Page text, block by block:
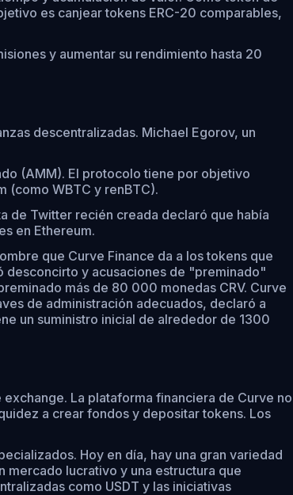
es canjear tokens ERC-20 comparables,
y aumentar su rendimiento hasta 20
descentralizadas. Michael Egorov, un
(AMM). El protocolo tiene por objetivo
(como WBTC y renBTC).
de Twitter recién creada declaró que había
en Ethereum.
que Curve Finance da a los tokens que
desconcirto y acusaciones de "preminado"
más de 80 000 monedas CRV. Curve
de administración adecuados, declaró a
un suministro inicial de alrededor de 1300
La plataforma financiera de Curve no
a crear fondos y depositar tokens. Los
Hoy en día, hay una gran variedad
mercado lucrativo y una estructura que
como USDT y las iniciativas